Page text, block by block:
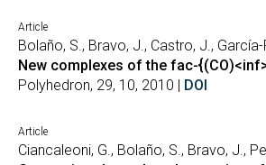
Article
Bolaño, S., Bravo, J., Castro, J., García-
New complexes of the fac-
Polyhedron, 29, 10, 2010 | DOI
Article
Ciancaleoni, G., Bolaño, S., Bravo, J.,